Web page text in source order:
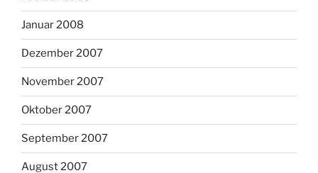
Januar 2008
Dezember 2007
November 2007
Oktober 2007
September 2007
August 2007